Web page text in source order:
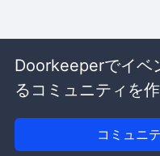
Doorkeeperでイベ
るコミュニティを
コミュニ